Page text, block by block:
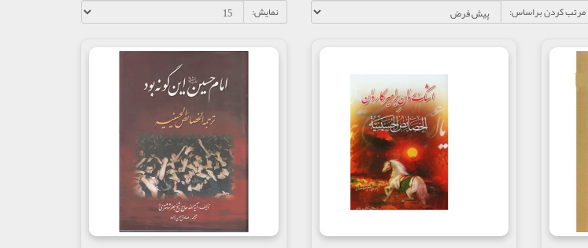
مرتب کردن براساس: نمایش: